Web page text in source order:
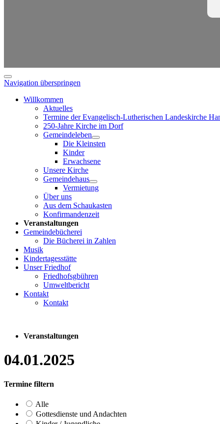
Navigation überspringen
Willkommen
Aktuelles
Termine der Evangelisch-Lutherischen Landeskirche
250-Jahre Kirche im Dorf
Gemeindeleben
Die Kleinsten
Kinder
Erwachsene
Unsere Kirche
Gemeindehaus
Vermietung
Über uns
Aus dem Schaukasten
Konfirmandenzeit
Veranstaltungen
Gemeindebücherei
Die Bücherei in Zahlen
Musik
Kindertagesstätte
Unser Friedhof
Friedhofsgbühren
Umweltbericht
Kontakt
Kontakt
Veranstaltungen
04.01.2025
Termine filtern
Alle
Gottesdienste und Andachten